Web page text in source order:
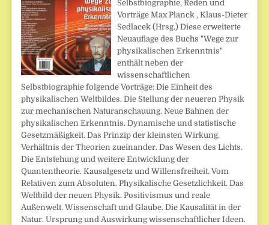
Selbstbiographie, Reden und
Vorträge Max Planck , Klaus-Dieter
Sedlacek (Hrsg.) Diese erweiterte
Neuauflage des Buchs "Wege zur
physikalischen Erkenntnis"
enthält neben der
wissenschaftlichen
Selbstbiographie folgende Vorträge: Die Einheit des
physikalischen Weltbildes. Die Stellung der neueren Physik
zur mechanischen Naturanschauung. Neue Bahnen der
physikalischen Erkenntnis. Dynamische und statistische
Gesetzmäßigkeit. Das Prinzip der kleinsten Wirkung.
Verhältnis der Theorien zueinander. Das Wesen des Lichts.
Die Entstehung und weitere Entwicklung der
Quantentheorie. Kausalgesetz und Willensfreiheit. Vom
Relativen zum Absoluten. Physikalische Gesetzlichkeit. Das
Weltbild der neuen Physik. Positivismus und reale
Außenwelt. Wissenschaft und Glaube. Die Kausalität in der
Natur. Ursprung und Auswirkung wissenschaftlicher Ideen.